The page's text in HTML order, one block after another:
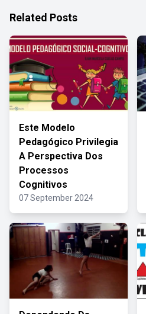
Related Posts
Este Modelo
Pedagógico Privilegia
A Perspectiva Dos
Processos
Cognitivos
07 September 2024